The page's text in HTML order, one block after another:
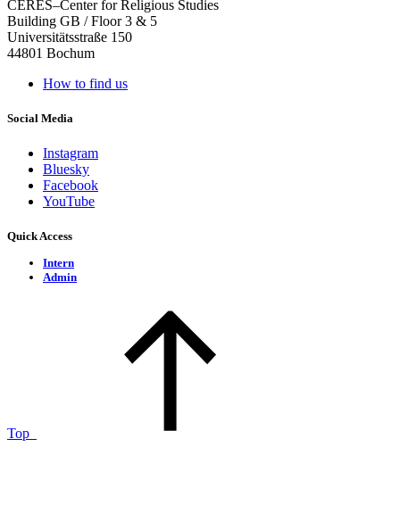
CERES–Center for Religious Studies
Building GB / Floor 3 & 5
Universitätsstraße 150
44801 Bochum
How to find us
Social Media
Instagram
Bluesky
Facebook
YouTube
Quick Access
Intern
Admin
Top